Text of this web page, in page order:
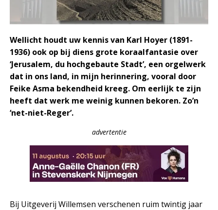
Wellicht houdt uw kennis van Karl Hoyer (1891-
1936) ook op bij diens grote koraalfantasie over
‘Jerusalem, du hochgebaute Stadt’, een orgelwerk
dat in ons land, in mijn herinnering, vooral door
Feike Asma bekendheid kreeg. Om eerlijk te zijn
heeft dat werk me weinig kunnen bekoren. Zo’n
‘net-niet-Reger’.
advertentie
Bij Uitgeverij Willemsen verschenen ruim twintig jaar